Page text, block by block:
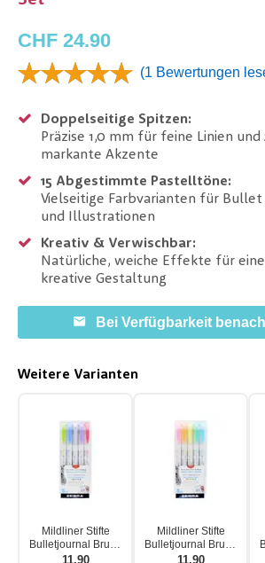
CHF 24.90
(1 Bewertungen
Doppelseitige Spitzen:
Präzise 1,0 mm für feine Linien und
markante Akzente
15 Abgestimmte Pastelltöne:
Vielseitige Farbvarianten für Bullet
und Illustrationen
Kreativ & Verwischbar:
Natürliche, weiche Effekte für
kreative Gestaltung
Bei Verfügbarkeit
Weitere Varianten
Mildliner Stifte
Bulletjournal Brush
Cool Tones 5er Set
11.90
Mildliner Stifte
Bulletjournal Brush
Fluorescent Tones
11.90